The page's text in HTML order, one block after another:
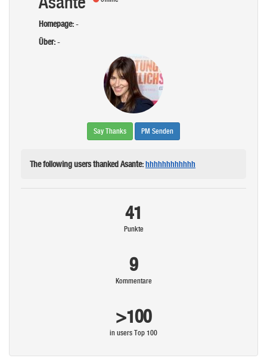
Homepage:-
Über:-
Say Thanks PM Senden
The following users thanked Asante:hhhhhhhhhhhh
41
Punkte
9
Kommentare
>100
in users Top 100